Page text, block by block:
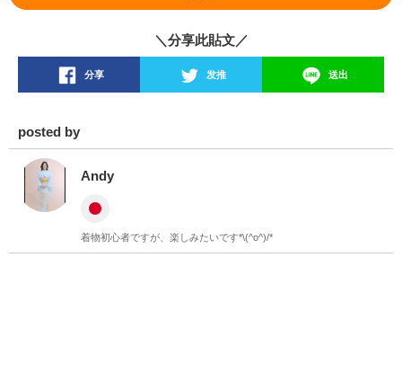
＼分享此貼文／
分享 发推 送出
posted by
Andy
着物初心者ですが、楽しみたいです*\(^o^)/*